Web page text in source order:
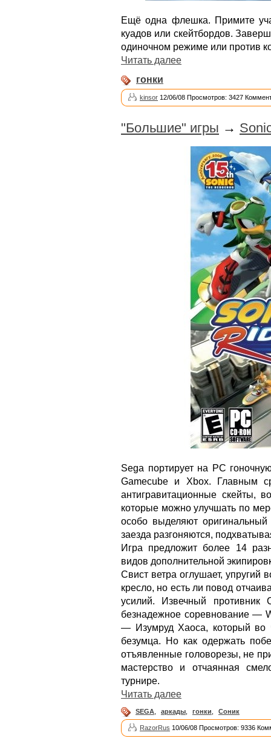
Ещё одна флешка. Примите
куадов или скейтбордов.
одиночном режиме или против
Читать далее
гонки
kinsor 12/06/08 Просмотров: 3427
"Большие" игры →
Sega портирует на PC
Gamecube и Xbox. Главным
антигравитационные скейты,
которые можно улучшать по
особо выделяют
заезда разгоняются,
Игра предложит более 14
видов дополнительной
Свист ветра оглушает, упругий
кресло, но есть ли повод
усилий. Извечный противник
безнадежное соревнование —
— Изумруд Хаоса, который во
безумца. Но как одержать
отъявленные головорезы, не
мастерство и отчаянная
турнире.
Читать далее
SEGA аркады гонки Соник
RazorRus 10/06/08 Просмотров: 9336